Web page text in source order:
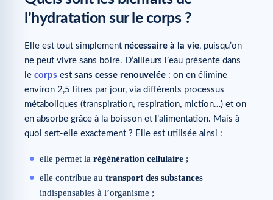
l’hydratation sur le corps ?
Elle est tout simplement nécessaire à la vie, puisqu’on
ne peut vivre sans boire. D’ailleurs l’eau présente dans
le corps est sans cesse renouvelée : on en élimine
environ 2,5 litres par jour, via différents processus
métaboliques (transpiration, respiration, miction…) et on
en absorbe grâce à la boisson et l’alimentation. Mais à
quoi sert-elle exactement ? Elle est utilisée ainsi :
elle permet la régénération cellulaire ;
elle contribue au transport des substances
indispensables à l’organisme ;